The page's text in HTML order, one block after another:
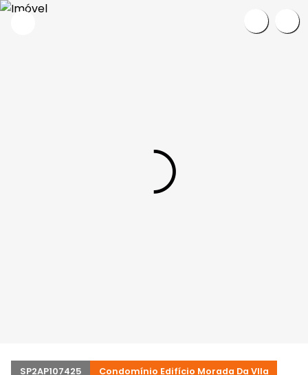
SP2AP107425 Condomínio Edifício Morada Da VIla